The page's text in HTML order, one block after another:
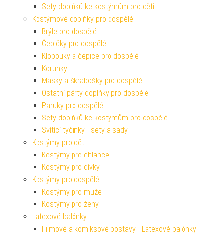
Sety doplňků ke kostýmům pro děti
Kostýmové doplňky pro dospělé
Brýle pro dospělé
Čepičky pro dospělé
Klobouky a čepice pro dospělé
Korunky
Masky a škrabošky pro dospělé
Ostatní párty doplňky pro dospělé
Paruky pro dospělé
Sety doplňků ke kostýmům pro dospělé
Svítící tyčinky - sety a sady
Kostýmy pro děti
Kostýmy pro chlapce
Kostýmy pro dívky
Kostýmy pro dospělé
Kostýmy pro muže
Kostýmy pro ženy
Latexové balónky
Filmové a komiksové postavy - Latexové balónky